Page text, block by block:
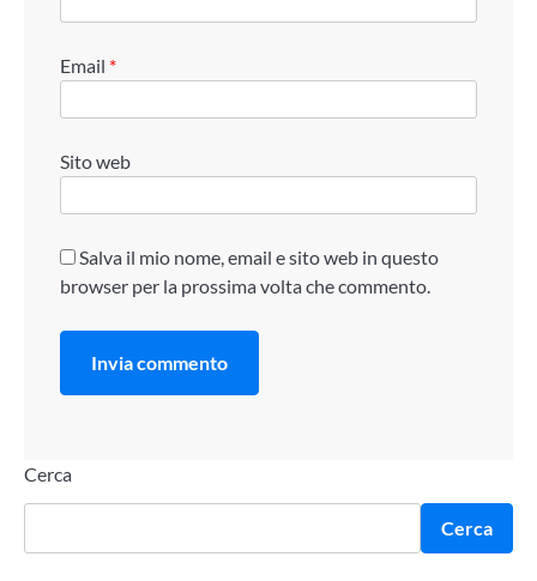
Email *
Sito web
Salva il mio nome, email e sito web in questo
browser per la prossima volta che commento.
Cerca
Cerca